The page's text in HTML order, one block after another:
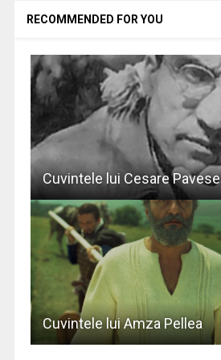
RECOMMENDED FOR YOU
Cuvintele lui Cesare Pavese
Cuvintele lui Amza Pellea